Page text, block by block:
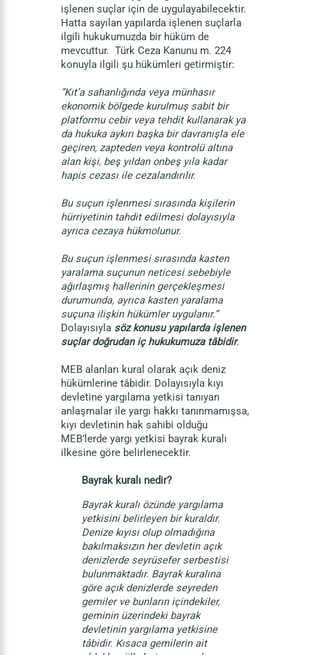
işlenen suçlar için de uygulayabilecektir.
Hatta sayılan yapılarda işlenen suçlarla
ilgili hukukumuzda bir hüküm de
mevcuttur. Türk Ceza Kanunu m. 224
konuyla ilgili şu hükümleri getirmiştir:
“Kıt’a sahanlığında veya münhasır
ekonomik bölgede kurulmuş sabit bir
platformu cebir veya tehdit kullanarak ya
da hukuka aykırı başka bir davranışla ele
geçiren, zapteden veya kontrolü altına
alan kişi, beş yıldan onbeş yıla kadar
hapis cezası ile cezalandırılır.
Bu suçun işlenmesi sırasında kişilerin
hürriyetinin tahdit edilmesi dolayısıyla
ayrıca cezaya hükmolunur.
Bu suçun işlenmesi sırasında kasten
yaralama suçunun neticesi sebebiyle
ağırlaşmış hallerinin gerçekleşmesi
durumunda, ayrıca kasten yaralama
suçuna ilişkin hükümler uygulanır.”
Dolayısıyla söz konusu yapılarda işlenen
suçlar doğrudan iç hukukumuza tâbidir.
MEB alanları kural olarak açık deniz
hükümlerine tâbidir. Dolayısıyla kıyı
devletine yargılama yetkisi tanıyan
anlaşmalar ile yargı hakkı tanınmamışsa,
kıyı devletinin hak sahibi olduğu
MEB’lerde yargı yetkisi bayrak kuralı
ilkesine göre belirlenecektir.
Bayrak kuralı nedir?
Bayrak kuralı özünde yargılama
yetkisini belirleyen bir kuraldır.
Denize kıyısı olup olmadığına
bakılmaksızın her devletin açık
denizlerde seyrüsefer serbestisi
bulunmaktadır. Bayrak kuralına
göre açık denizlerde seyreden
gemiler ve bunların içindekiler,
geminin üzerindeki bayrak
devletinin yargılama yetkisine
tâbidir. Kısaca gemilerin ait